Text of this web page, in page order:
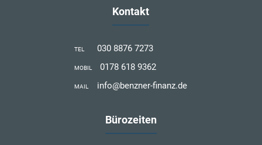
Kontakt
TEL 030 8876 7273
MOBIL 0178 618 9362
MAIL info@benzner-finanz.de
Bürozeiten